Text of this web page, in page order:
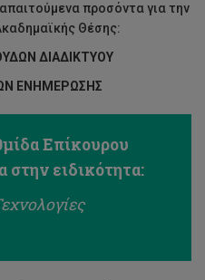
προσόντα για την
Θέσης:
ΔΙΑΔΙΚΤΥΟΥ
ΕΝΗΜΕΡΩΣΗΣ
Επίκουρου
ειδικότητα: